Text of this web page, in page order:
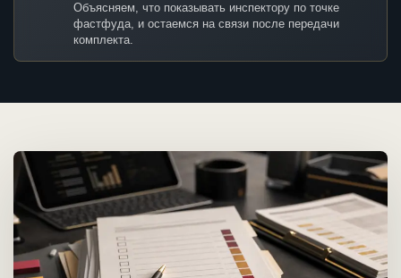
Объясняем, что показывать инспектору по точке
фастфуда, и остаемся на связи после передачи
комплекта.